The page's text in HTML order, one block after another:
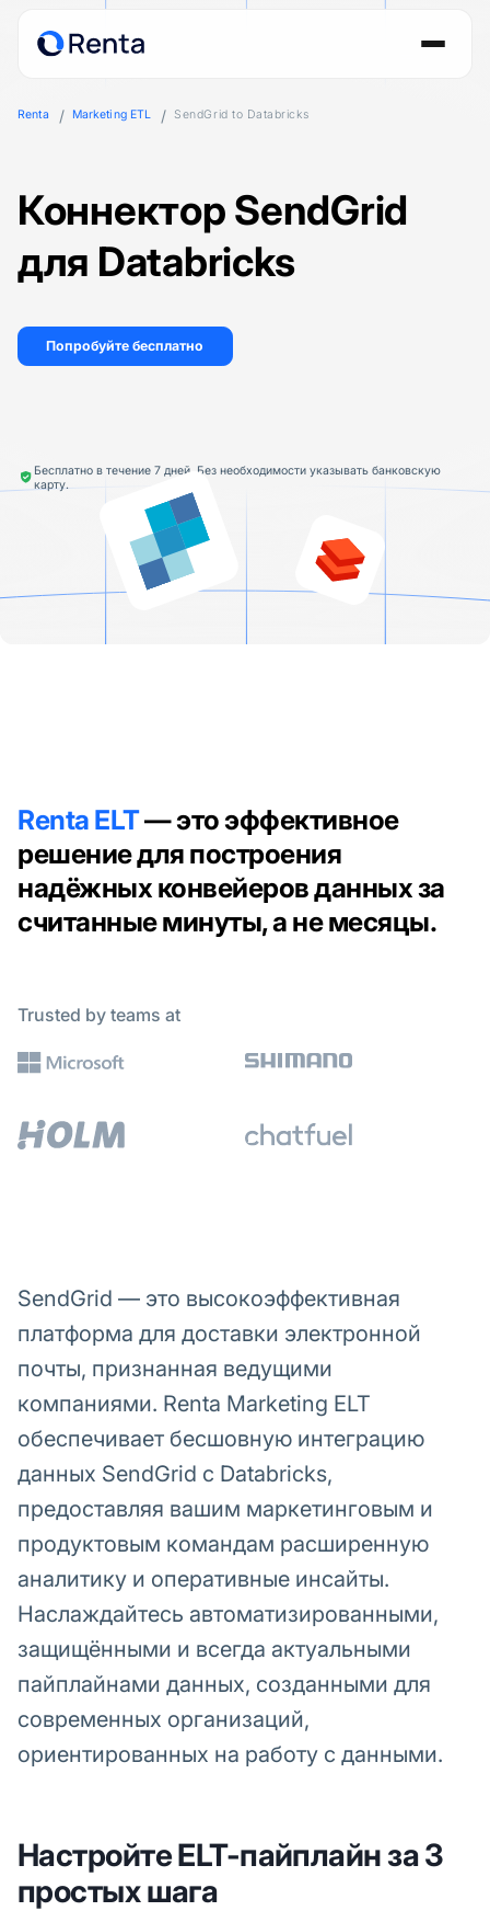
Renta Marketing ETL SendGrid to Databricks
Коннектор SendGrid
для Databricks
Попробуйте бесплатно
Бесплатно в течение 7 дней. Без необходимости указывать банковскую
карту.
Renta ELT— это эффективное
решение для построения
надёжных конвейеров данных за
считанные минуты, а не месяцы.
Trusted by teams at
SendGrid — это высокоэффективная
платформа для доставки электронной
почты, признанная ведущими
компаниями. Renta Marketing ELT
обеспечивает бесшовную интеграцию
данных SendGrid с Databricks,
предоставляя вашим маркетинговым и
продуктовым командам расширенную
аналитику и оперативные инсайты.
Наслаждайтесь автоматизированными,
защищёнными и всегда актуальными
пайплайнами данных, созданными для
современных организаций,
ориентированных на работу с данными.
Настройте ELT-пайплайн за 3
простых шага